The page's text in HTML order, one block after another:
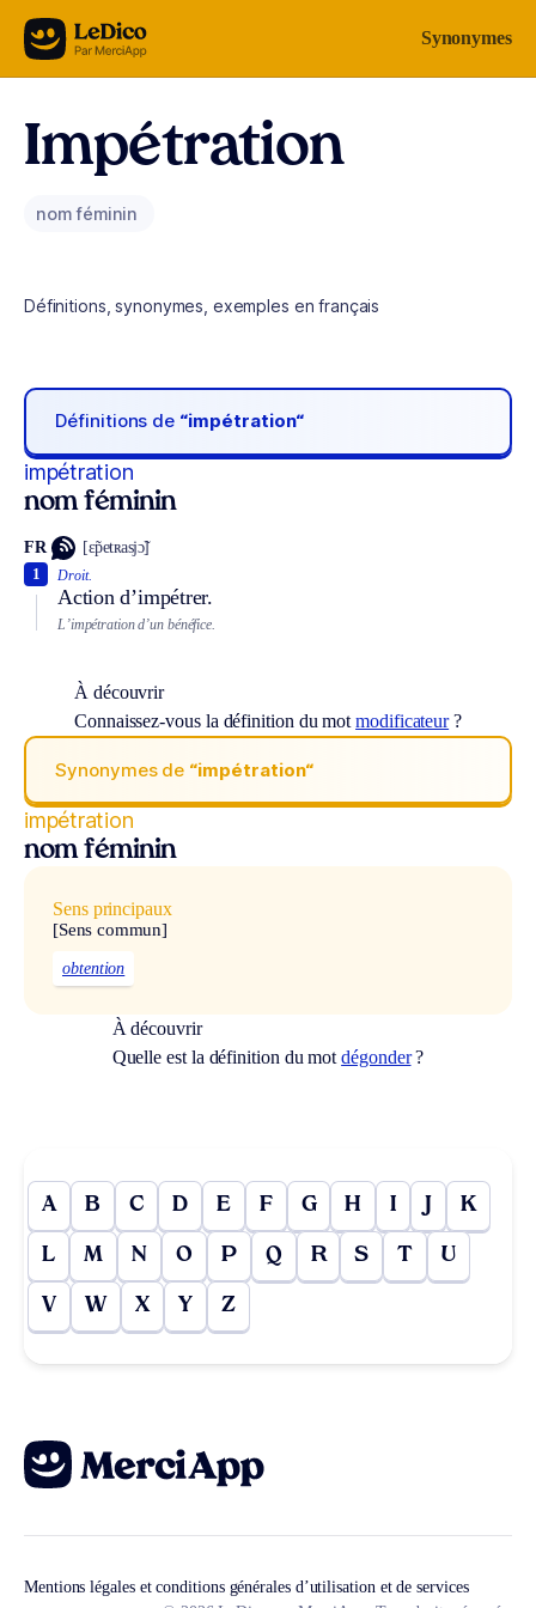
Aller au contenu Synonymes
Impétration
nom féminin
Définitions, synonymes, exemples en français
Définitions de “impétration“
impétration
nom féminin
FR [ɛ̃petʀasjɔ̃]
Droit.
Action d’impétrer.
1
L’impétration d’un bénéfice.
À découvrir
Connaissez-vous la définition du motmodificateur?
Synonymes de “impétration“
impétration
nom féminin
Sens principaux
[Sens commun]
obtention
À découvrir
Quelle est la définition du motdégonder?
A B C D E F G H I J K
L M N O P Q R S T U
V W X Y Z
Mentions légales et conditions générales d’utilisation et de services